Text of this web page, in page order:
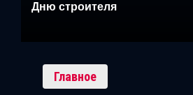
Дню строителя
Главное